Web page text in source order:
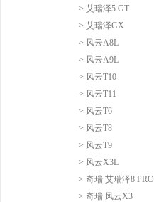
> 艾瑞泽5 GT
> 艾瑞泽GX
> 风云A8L
> 风云A9L
> 风云T10
> 风云T11
> 风云T6
> 风云T8
> 风云T9
> 风云X3L
> 奇瑞 艾瑞泽8 PRO
> 奇瑞 风云X3